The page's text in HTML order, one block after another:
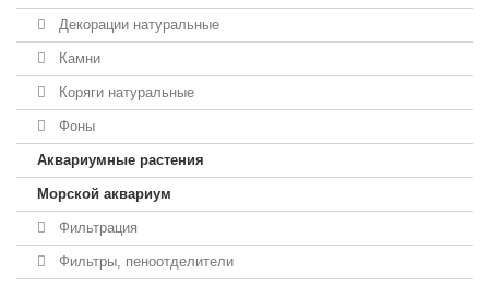
Декорации натуральные
Камни
Коряги натуральные
Фоны
Аквариумные растения
Морской аквариум
Фильтрация
Фильтры, пеноотделители